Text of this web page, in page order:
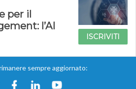
per il
l’AI
ISCRIVITI
sempre aggiornato: